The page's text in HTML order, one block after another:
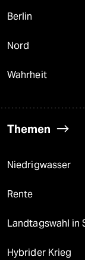
Berlin
Nord
Wahrheit
Themen
Niedrigwasser
Rente
Landtagswahl in
Hybrider Krieg